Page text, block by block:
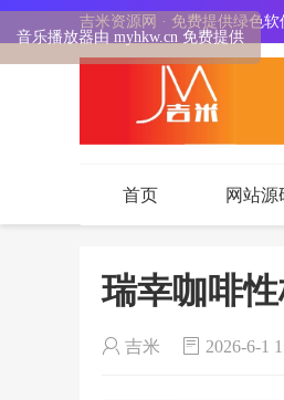
吉米资源网 · 免费提供绿色
首页 网站源
瑞幸咖啡
吉米 2026-6-1
音乐播放器由 myhkw.cn 免费提供